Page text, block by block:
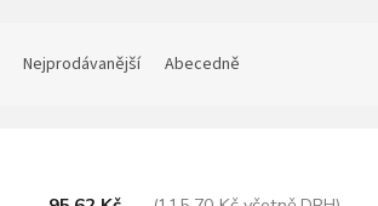
Nejprodávanější Abecedně